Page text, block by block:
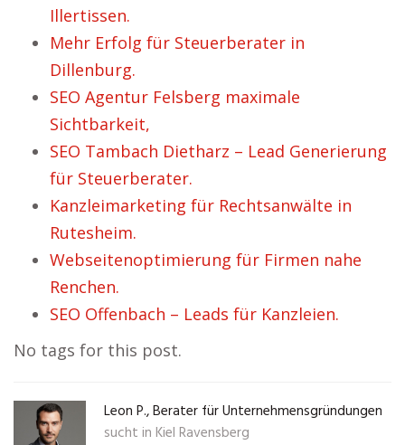
Illertissen.
Mehr Erfolg für Steuerberater in
Dillenburg.
SEO Agentur Felsberg maximale
Sichtbarkeit,
SEO Tambach Dietharz – Lead Generierung
für Steuerberater.
Kanzleimarketing für Rechtsanwälte in
Rutesheim.
Webseitenoptimierung für Firmen nahe
Renchen.
SEO Offenbach – Leads für Kanzleien.
No tags for this post.
Leon P., Berater für Unternehmensgründungen
sucht in Kiel Ravensberg